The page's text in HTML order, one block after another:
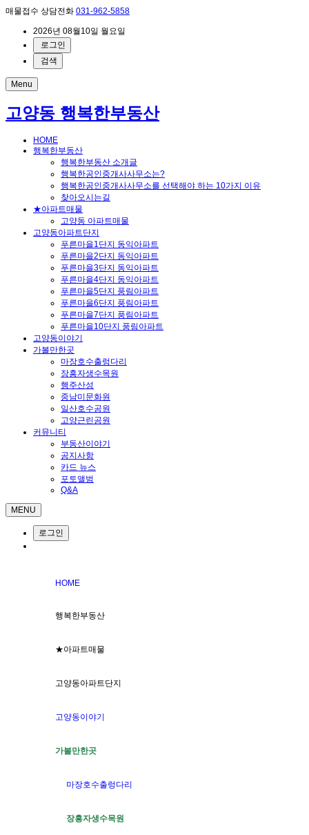
매물접수 상담전화 031-962-5858
2026년 08월10일 월요일
로그인
검색
Menu
고양동 행복한부동산
HOME
행복한부동산
행복한부동산 소개글
행복한공인중개사사무소는?
행복한공인중개사사무소를 선택해야 하는 10가지 이유
찾아오시는길
★아파트매물
고양동 아파트매물
고양동아파트단지
푸른마을1단지 동익아파트
푸른마을2단지 동익아파트
푸른마을3단지 동익아파트
푸른마을4단지 동익아파트
푸른마을5단지 풍림아파트
푸른마을6단지 풍림아파트
푸른마을7단지 풍림아파트
푸른마을10단지 풍림아파트
고양동이야기
가볼만한곳
마장호수출렁다리
장흥자생수목원
행주산성
중남미문화원
일산호수공원
고양근린공원
커뮤니티
부동산이야기
공지사항
카드 뉴스
포토앨범
Q&A
MENU
로그인
HOME
행복한부동산
★아파트매물
고양동아파트단지
고양동이야기
가볼만한곳
마장호수출렁다리
장흥자생수목원